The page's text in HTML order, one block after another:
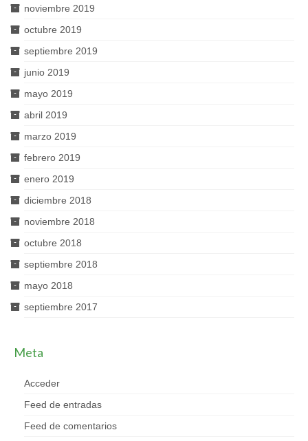
noviembre 2019
octubre 2019
septiembre 2019
junio 2019
mayo 2019
abril 2019
marzo 2019
febrero 2019
enero 2019
diciembre 2018
noviembre 2018
octubre 2018
septiembre 2018
mayo 2018
septiembre 2017
Meta
Acceder
Feed de entradas
Feed de comentarios